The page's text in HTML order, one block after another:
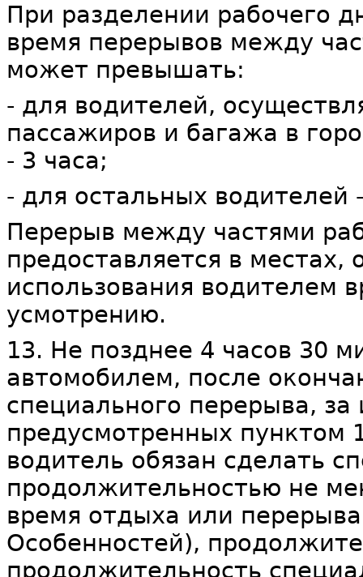
При разделении рабочего
время перерывов между
может превышать:
- для водителей,
пассажиров и багажа в
- 3 часа;
- для остальных водителей
Перерыв между частями
предоставляется в
использования водителем
усмотрению.
13. Не позднее 4 часов 30
автомобилем, после
специального перерыва,
предусмотренных пунктом
водитель обязан сделать
продолжительностью не
время отдыха или
Особенностей),
продолжительность